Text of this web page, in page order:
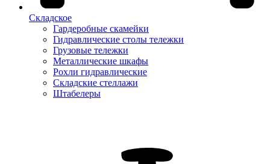
Складское
Гардеробные скамейки
Гидравлические столы тележки
Грузовые тележки
Металлические шкафы
Рохли гидравлические
Складские стеллажи
Штабелеры